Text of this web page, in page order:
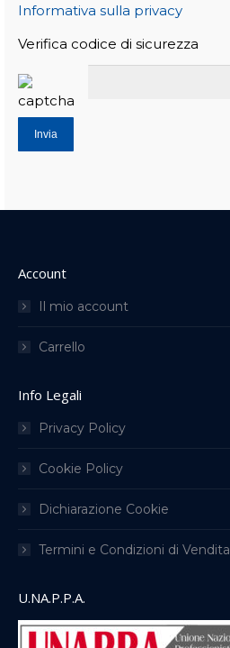
Informativa sulla privacy
Verifica codice di sicurezza
Account
Il mio account
Carrello
Info Legali
Privacy Policy
Cookie Policy
Dichiarazione Cookie
Termini e Condizioni di Vendita
U.NA.P.P.A.